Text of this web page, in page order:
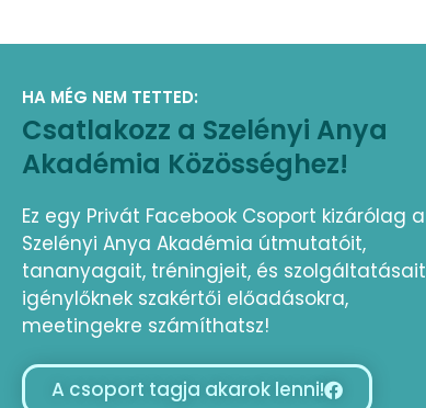
HA MÉG NEM TETTED:
Csatlakozz a Szelényi Anya
Akadémia Közösséghez!
Ez egy Privát Facebook Csoport kizárólag a
Szelényi Anya Akadémia útmutatóit,
tananyagait, tréningjeit, és szolgáltatásait
igénylőknek szakértői előadásokra,
meetingekre számíthatsz!
A csoport tagja akarok lenni!